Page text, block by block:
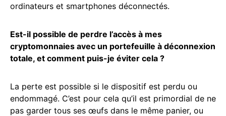
ordinateurs et smartphones déconnectés.
Est-il possible de perdre l’accès à mes
cryptomonnaies avec un portefeuille à déconnexion
totale, et comment puis-je éviter cela ?
La perte est possible si le dispositif est perdu ou
endommagé. C’est pour cela qu’il est primordial de ne
pas garder tous ses œufs dans le même panier, ou